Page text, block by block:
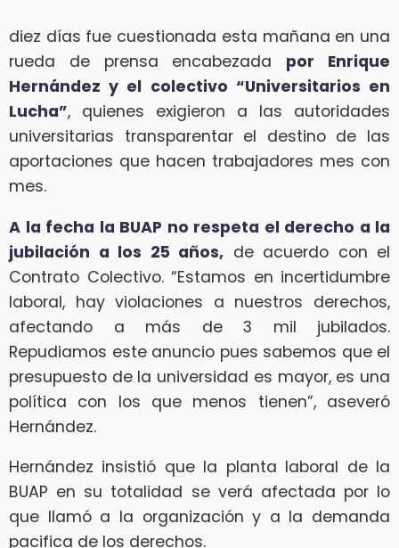
diez días fue cuestionada esta mañana en una
rueda de prensa encabezada por Enrique
Hernández y el colectivo “Universitarios en
Lucha”, quienes exigieron a las autoridades
universitarias transparentar el destino de las
aportaciones que hacen trabajadores mes con
mes.
A la fecha la BUAP no respeta el derecho a la
jubilación a los 25 años, de acuerdo con el
Contrato Colectivo. “Estamos en incertidumbre
laboral, hay violaciones a nuestros derechos,
afectando a más de 3 mil jubilados.
Repudiamos este anuncio pues sabemos que el
presupuesto de la universidad es mayor, es una
política con los que menos tienen”, aseveró
Hernández.
Hernández insistió que la planta laboral de la
BUAP en su totalidad se verá afectada por lo
que llamó a la organización y a la demanda
pacifica de los derechos.